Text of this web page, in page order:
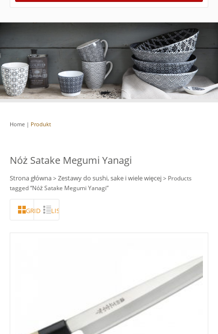
Home | Produkt
Nóż Satake Megumi Yanagi
Strona główna> Zestawy do sushi, sake i wiele więcej> Products
tagged “Nóż Satake Megumi Yanagi”
GRID LISTA